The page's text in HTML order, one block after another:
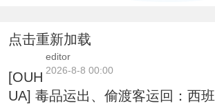
点击重新加载
editor
2026-8-8 00:00
[OUH
UA] 毒品运出、偷渡客运回：西